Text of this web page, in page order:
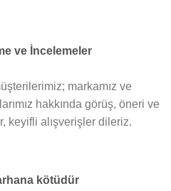
ve İncelemeler
markamız ve
hakkında görüş, öneri ve
keyifli alışverişler dileriz.
kötüdür